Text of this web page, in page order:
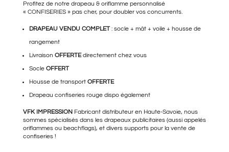
INITIAL
ÉTAIT :
139,00€.
ACTUEL
EST :
99,00€.
Profitez de notre drapeau & oriflamme personnalisé
« CONFISERIES » pas cher, pour doubler vos concurrents.
DRAPEAU VENDU COMPLET: socle + mât + voile + housse de
rangement
Livraison OFFERTEdirectement chez vous
Socle OFFERT
Housse de transport OFFERTE
Drapeau confiseries rougedispo également
VFK IMPRESSION Fabricant distributeur en Haute-Savoie, nous
sommes spécialisés dans les drapeaux publicitaires (aussi appelés
oriflammes ou beachflags), et divers supports pour la vente de
confiseries !